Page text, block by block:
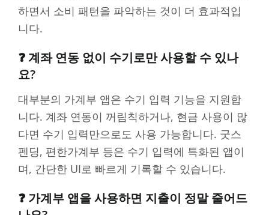
하면서 소비 패턴을 파악하는 것이 더 효과적입
니다.
❓ 계좌 연동 없이 수기로만 사용할 수 있나
요?
대부분의 가계부 앱은 수기 입력 기능을 지원합
니다. 계좌 연동이 꺼림칙하거나, 현금 사용이 많
다면 수기 입력만으로도 사용 가능합니다. 굿스
펜딩, 편한가계부 등은 수기 입력에 특화된 앱이
며, 간단한 UI로 빠르게 기록할 수 있습니다.
❓ 가계부 앱을 사용하면 지출이 정말 줄어드